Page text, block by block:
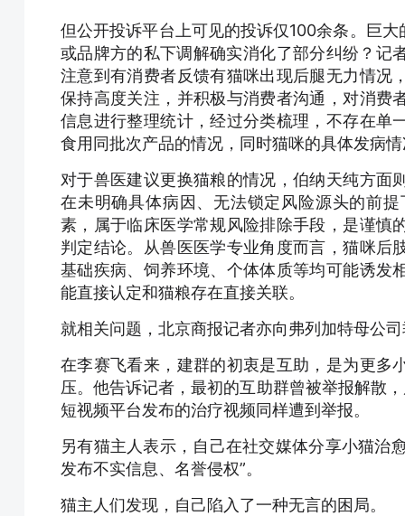
但公开投诉平台上可见的投诉仅100余条。巨
或品牌方的私下调解确实消化了部分纠纷？
注意到有消费者反馈有猫咪出现后腿无力情况
保持高度关注，并积极与消费者沟通，对消费
信息进行整理统计，经过分类梳理，不存在单
食用同批次产品的情况，同时猫咪的具体发病
对于兽医建议更换猫粮的情况，伯纳天纯方面
在未明确具体病因、无法锁定风险源头的前
素，属于临床医学常规风险排除手段，是谨慎
判定结论。从兽医医学专业角度而言，猫咪后
基础疾病、饲养环境、个体体质等均可能诱发
能直接认定和猫粮存在直接关联。
就相关问题，北京商报记者亦向弗列加特母公
在李赛飞看来，建群的初衷是互助，是为更多
压。他告诉记者，最初的互助群曾被举报解散
短视频平台发布的治疗视频同样遭到举报。
另有猫主人表示，自己在社交媒体分享小猫治
发布不实信息、名誉侵权”。
猫主人们发现，自己陷入了一种无言的困局。